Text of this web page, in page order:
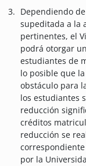
Dependiendo
supeditada a la
pertinentes, el
podrá otorgar
estudiantes de
lo posible que
obstáculo para
los estudiantes
reducción
créditos
reducción se
por la